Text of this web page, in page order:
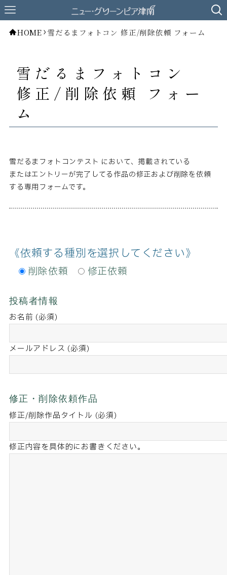
HOME 雪だるまフォトコン 修正/削除依頼 フォーム
雪だるまフォトコン
修正/削除依頼 フォー
ム
雪だるまフォトコンテスト において、掲載されている
またはエントリーが完了してる作品の修正および削除を依頼
する専用フォームです。
《依頼する種別を選択してください》
削除依頼 修正依頼
投稿者情報
お名前 (必須)
メールアドレス (必須)
修正・削除依頼作品
修正/削除作品タイトル (必須)
修正内容を具体的にお書きください。